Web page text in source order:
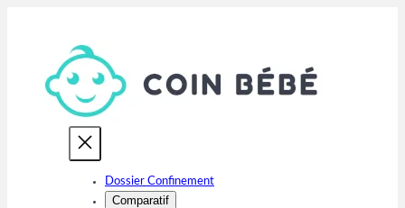
contenu
Dossier Confinement
Comparatif